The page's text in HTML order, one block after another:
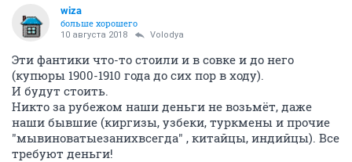
wiza
больше хорошего
10 августа 2018 Volodya
Эти фантики что-то стоили и в совке и до него
(купюры 1900-1910 года до сих пор в ходу).
И будут стоить.
Никто за рубежом наши деньги не возьмёт, даже
наши бывшие (киргизы, узбеки, туркмены и прочие
"мывиноватыезанихвсегда" , китайцы, индийцы). Все
требуют деньги!